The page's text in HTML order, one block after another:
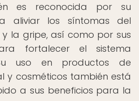
es reconocida por su
aliviar los síntomas del
la gripe, así como por sus
fortalecer el sistema
uso en productos de
y cosméticos también está
a sus beneficios para la